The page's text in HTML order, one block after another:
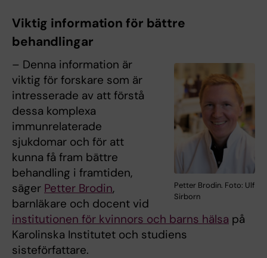
Viktig information för bättre
behandlingar
Petter Brodin. Foto: Ulf
Sirborn
– Denna information är
viktig för forskare som är
intresserade av att förstå
dessa komplexa
immunrelaterade
sjukdomar och för att
kunna få fram bättre
behandling i framtiden,
säger Petter Brodin,
barnläkare och docent vid
institutionen för kvinnors och barns hälsa på
Karolinska Institutet och studiens
sisteförfattare.